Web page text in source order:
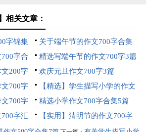
相关文章：
字锦集
关于端午节的作文700字合集
六篇
字合
精选写端午节的作文700字3篇
文200字
欢庆元旦作文700字3篇
文700字
【精选】学生描写小学的作文
700字锦集十篇
文700字
精选小学作文700字合集5篇
700字汇
【实用】清明节的作文700字